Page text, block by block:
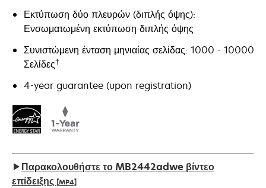
Εκτύπωση δύο πλευρών (διπλής όψης):
Ενσωματωμένη εκτύπωση διπλής όψης
Συνιστώμενη ένταση μηνιαίας σελίδας: 1000 - 10000
Σελίδες†
4-year guarantee (upon registration)
Παρακολουθήστε το MB2442adwe βίντεο
επίδειξης [MP4]